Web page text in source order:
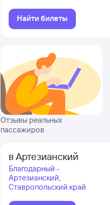
Найти билеты
Отзывы реальных
пассажиров
в Артезианский
Благодарный -
Артезианский,
Ставропольский край